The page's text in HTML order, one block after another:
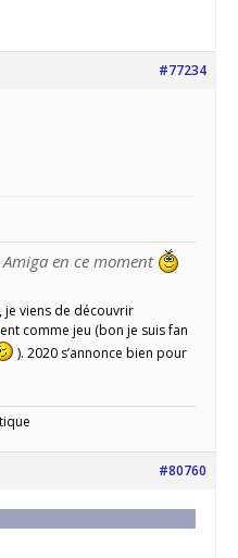
#77234
en ce moment
je viens de découvrir
comme jeu (bon je suis fan
). 2020 s’annonce bien pour
#80760